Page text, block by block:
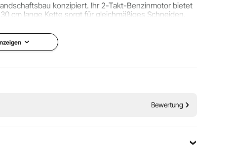
konzipiert. Ihr 2-Takt-Benzinmotor bietet
cm lange Kette sorgt für gleichmäßiges Schneiden,
Bewertung